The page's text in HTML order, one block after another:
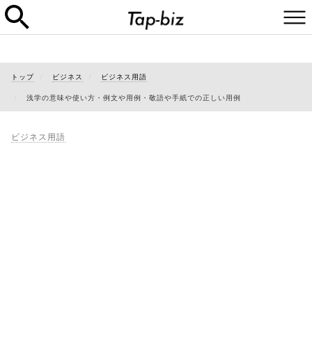
トップ ビジネス ビジネス用語
浅学の意味や使い方・例文や用例・敬語や手紙での正しい用例
ビジネス用語